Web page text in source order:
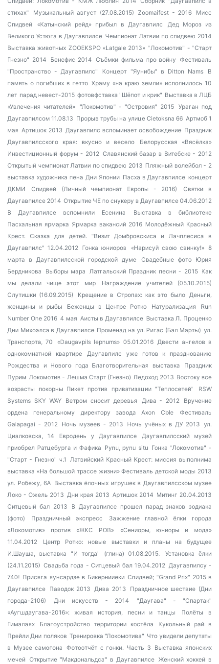
стихах"
Музыкальный август (27.08.2015) Zoomaifest - 2016
Мисс
Спидвей
«Катынский рейд» прибыл в Даугавпилс
Дед Мороз из
Великого Устюга в Даугавпилсе Чемпионат Латвии по спидвею 2014
Выставка животных ZOOEKSPO «Latgale 2013» "Локомотив" - "Старт
Гнезно" 2014
Бенефис 2014 Съёмки фильма про войну Фестиваль
"Пространство - Даугавпилс"
Концерт "Яунибы" в Ditton Nams
В
память о погибших в гетто Храму «на краю земли» исполнилось 10
лет парад невест-2015 фотовфставка "Шёпот и крик" Выставка в ЛЦБ
«Увлечения читателей»
"Локомотив" - "Островия" 2015 Ураган под
Даугавпилсом 11.08.13 Прорыв трубы на улице Cietoksna 66 Артмоб 1
мая Артишок 2013 Даугавпилс вспоминает освобождение Праздник
Даугавпилсского края: вкусно и весело
Белорусская «Вясёлка»
Инвестиционный форум - 2012 Славянский базар в Витебске - 2012
Открытый чемпионат Латвии по спидвею 2013 Пляжный волейбол - 2
выставка художника пена Дни Японии Пасха в Даугавпилсе концерт
ДКМИ
Спидвей (Личный чемпионат Европы - 2016)
Святки в
Даугавпилсе 2014 Открытие ЧЕ по снукеру в Даугавпилсе 04.06.2012
В Даугавпилсе вспомнили Есенина
Выставка в библиотеке
Пасхальная ярмарка Ярмарка вакансий 2016 Молодёжный Красный
Крест. Сказка для детей. "Визит Домбровскиса и Лачплесиса в
Даугавпилс" 12.04.2012 Гонка юниоров «Нарисуй свою свинку!» 8
марта в Даугавпилсской городской думе
Свадебные фото Юрия
Бердникова
Выборы мэра Латгальский Праздник песни - 2015 Как
мы делали чище этот мир
Награждение учителей (05.10.2015)
Слутишки (16.09.2015)
Крещение в Стропах: как это было Деньги,
женщины и рыбы
Беженцы в Центре Ротко Натурализация
Run
Number One 2016 4 мая Аисты в Даугавпилсе Выставка Л. Проценко
Дни Михоэлса в Даугавпилсе Променад на ул. Ригас (Бал Марты) ул.
Транспорта, 70
«Daugavpils lepnums» 05.01.2016 Двести ангелов в
однокомнатной квартире
Даугавпилс уже готов к празднованию
Рождества и Нового года Благотворительная выставка
Праздник
Пурим Локомотив - Лешма Старт (Гнезно) Ледоход 2013 Востоку все
возрасты покорны Пикет против приватизации "Теплосетей"
RSW
Systems SKY WAY
Ветром сносит деревья Дива - 2012
Вручение
ордена генеральному директору завода Axon Cble
Фестиваль
Galapagai - 2012 Ночь музеев - 2013 Ночь учёных в ДУ 2013 ул.
Циалковска, 14
Евродень у Даугавпилсе
Даугавпилсский музей
приобрел Ратцебурга и Фафика Pynu, pynu situ Гонка "Локомотив" -
"Старт - Гнезно" ч.1 Латвийский Красный Крест: миссия выполнима
выставка «На большой трассе жизни»Фестиваль детской моды 2013
ул. Робежу, 6А Выставка ёлочных игрушек в Даугавпилсском музее
Локо - Ожель 2013 Дни края 2013 Артишок 2014 Митинг 20.04.2013
Ситцевый бал 2013
В Даугавпилсе прошел парад знаков зодиака
(фото)
Праздничный экспресс
Зажжение главной ёлки города
«Локомотив» против «ЖКС РОВ»
«Сениоры, юниоры и мода»
11.04.2012
Центр Ротко: новые выставки и планы на будущее
И.Шауша, выставка "И тогда" (глина) 01.08.2015.
Установка ёлки
(24.11.2015) Свадьба года - Ситцевый бал 19.04.2012 Даугавпилсу -
740! Присяга яунсардзе в Бикернииеки Спидвей; "Grand Prix" 2015 в
Даугавпилсе Паводок 2013 Дива 2013
Праздничное шествие (Дни
города-2106)
Дни искусств - 2014
"Даугава" - "Спартак"
«Аугшдаугава-2016»: живая история, песни и танцы
Полёты в
Гималаях
Благоустройство территории костёла
Кукольный рай в
ПрейлиДни поляков Тренировка "Локомотива" Что увидели депутаты
в Музее самогона
Фотоотчёт с гонки. Часть 3 Выставка японских
мечей Открытие "Макдональдса" в Даугавпилсе Женский хоккей в